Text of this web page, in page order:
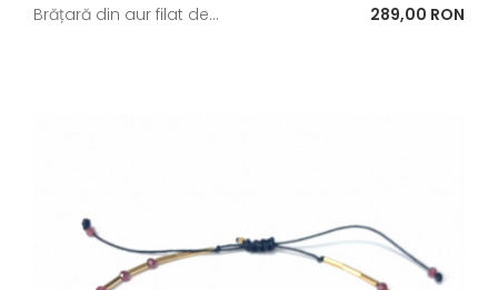
Brățară din aur filat de... Pret
289,00 RON